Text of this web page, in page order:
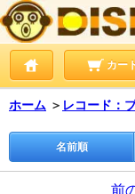
カー
ホーム ＞ レコード：
名前順
前